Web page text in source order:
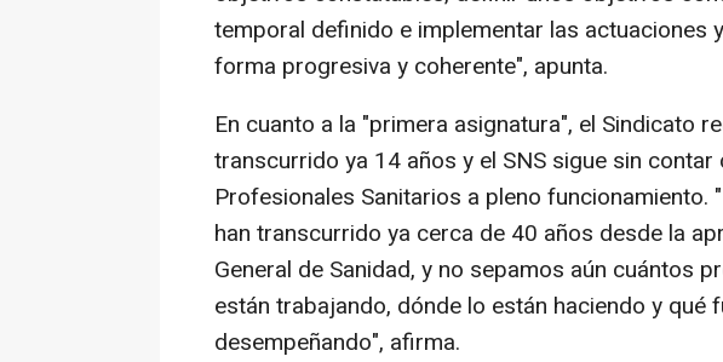
temporal definido e implementar las actuaciones
forma progresiva y coherente", apunta.
En cuanto a la "primera asignatura", el Sindicato
transcurrido ya 14 años y el SNS sigue sin
Profesionales Sanitarios a pleno funcionamiento.
han transcurrido ya cerca de 40 años desde la
General de Sanidad, y no sepamos aún cuántos
están trabajando, dónde lo están haciendo y qué
desempeñando", afirma.